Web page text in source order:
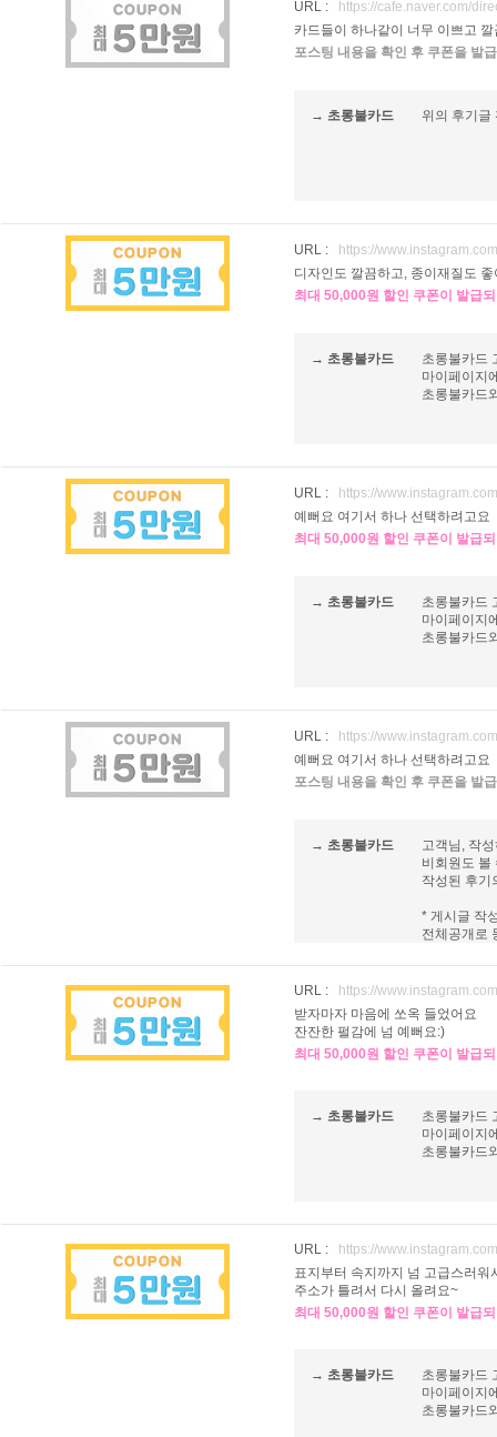
URL :
https://cafe.naver.com/
카드들이 하나같이 너무 이쁘고 깔
포스팅 내용을 확인 후 쿠폰을 발
→ 초롱불카드 위의 후기글
URL :
https://
디자인도 깔끔하고, 종이재질도
최대 50,000원 할인 쿠폰이 발급
→ 초롱불카드
초롱불카드
마이페이지
초롱불카드
URL :
https://
예뻐요 여기서 하나 선택하려고요
최대 50,000원 할인 쿠폰이 발급
→ 초롱불카드
초롱불카드
마이페이지
초롱불카드
URL :
https://
예뻐요 여기서 하나 선택하려고요
포스팅 내용을 확인 후 쿠폰을 발
→ 초롱불카드
고객님, 작
비회원도 볼
작성된 후기
* 게시글 작
전체공개로
URL :
https://
받자마자 마음에 쏘옥 들었어요
잔잔한 펄감에 넘 예뻐요:)
최대 50,000원 할인 쿠폰이 발급
→ 초롱불카드
초롱불카드
마이페이지
초롱불카드
URL :
https://
표지부터 속지까지 넘 고급스러워
주소가 틀려서 다시 올려요~
최대 50,000원 할인 쿠폰이 발급
→ 초롱불카드
초롱불카드
마이페이지
초롱불카드